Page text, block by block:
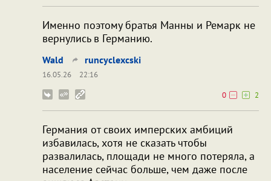
Именно поэтому братья Манны и Ремарк не
вернулись в Германию.
Wald runcyclexcski
16.05.26
22:16
0
2
Германия от своих имперских амбиций
избавилась, хотя не сказать чтобы
развалилась, площади не много потеряла, а
население сейчас больше, чем даже после